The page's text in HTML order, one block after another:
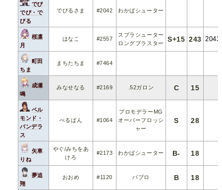
でび
でび・で
びる
でびるさま #2042 わかばシューター
桜凛
月
はなこ #2557
スプラシューター
ロングブラスター
S+15 243
町田
ちま
まちたちま #7464
成瀬
鳴
みなせなる #2169 .52ガロン C 15
ベル
モンド・
バンデラ
ス
べるばん #1064
プロモデラーMG
オーバーフロッシ
ャー
S 28
矢車
りね
やぐ/みちをあ
けろ
#2173 わかばシューター B- 18
夢追
翔
おおめ #1120 パブロ B 18